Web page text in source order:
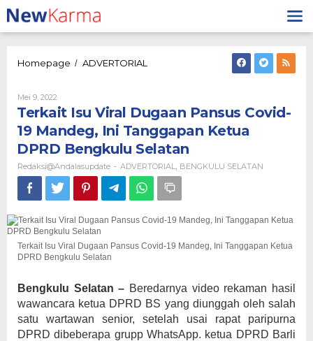
Lewati
ke
konten
Homepage / ADVERTORIAL
Pansus
19
Mandeg,
Ini
Tanggapan
Ketua
DPRD
Selatan
Mei 9, 2022
Redaksi@andalasupdate
Terkait Isu Viral Dugaan Pansus Covid-
19 Mandeg, Ini Tanggapan Ketua
DPRD Bengkulu Selatan
Redaksi@andalasupdate - ADVERTORIAL BENGKULU SELATAN
Terkait Isu Viral Dugaan Pansus Covid-19 Mandeg, Ini Tanggapan Ketua
DPRD Bengkulu Selatan
Bengkulu Selatan – Beredarnya video rekaman hasil
wawancara ketua DPRD BS yang diunggah oleh salah
satu wartawan senior, setelah usai rapat paripurna
DPRD dibeberapa grupp WhatsApp. ketua DPRD Barli